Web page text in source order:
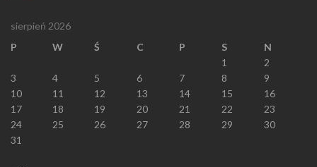
sierpień 2026
P
W Ś C P S
N
1
2
3
4 5 6 7 8
9
10
11 12 13 14 15
16
17
18 19 20 21 22
23
24
25 26 27 28 29
30
31